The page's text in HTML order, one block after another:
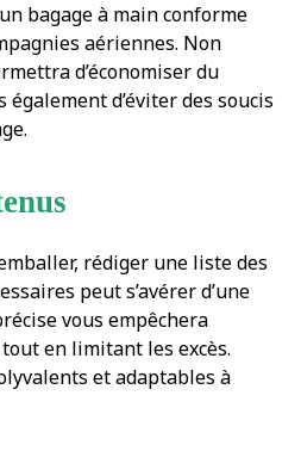
bagage à main conforme
aériennes. Non
d’économiser du
également d’éviter des soucis
rédiger une liste des
peut s’avérer d’une
vous empêchera
en limitant les excès.
et adaptables à